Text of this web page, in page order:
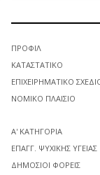
ΠΡΟΦΊΛ
ΚΑΤΑΣΤΑΤΙΚΌ
ΕΠΙΧΕΙΡΗΜΑΤΙΚΌ
ΝΟΜΙΚΌ ΠΛΑΊΣΙΟ
Α' ΚΑΤΗΓΟΡΊΑ
ΕΠΑΓΓ. ΨΥΧΙΚΉΣ ΥΓΕΊΑΣ
ΔΗΜΌΣΙΟΙ ΦΟΡΕΊΣ